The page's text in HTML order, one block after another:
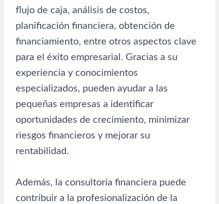
flujo de caja, análisis de costos,
planificación financiera, obtención de
financiamiento, entre otros aspectos clave
para el éxito empresarial. Gracias a su
experiencia y conocimientos
especializados, pueden ayudar a las
pequeñas empresas a identificar
oportunidades de crecimiento, minimizar
riesgos financieros y mejorar su
rentabilidad.
Además, la consultoría financiera puede
contribuir a la profesionalización de la